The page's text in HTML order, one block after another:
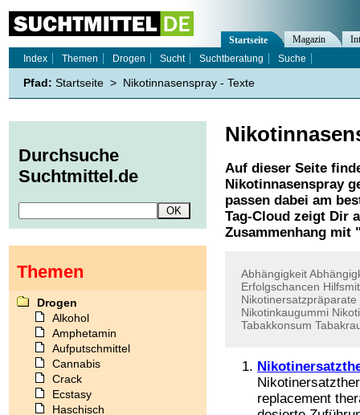
Auf dieser Seite
Nikotinnasenspray
passen dabei am
Tag-Cloud zeigt Dir
Zusammenhang mit
Abhängigkeit
Erfolgschancen
Nikotinersatzpräparate
Nikotinkaugummi
Tabakkonsum
replacement
Startseite Magazin
Index
Themen Drogen Sucht Suchtberatung Suche
Pfad: Startseite > Nikotinnasenspray - Texte
Durchsuche
Suchtmittel.de
Themen
Drogen
Alkohol
Amphetamin
Aufputschmittel
Cannabis
Crack
Ecstasy
Haschisch